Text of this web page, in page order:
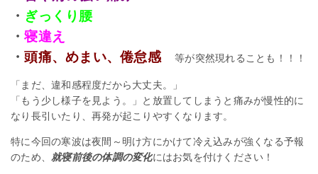
・ ぎっくり腰
・寝違え
・頭痛、めまい、倦怠感 等が突然現れることも！！！
「まだ、違和感程度だから大丈夫。」
「もう少し様子を見よう。」と放置してしまうと痛みが慢性的に
なり長引いたり、再発が起こりやすくなります。
特に今回の寒波は夜間～明け方にかけて冷え込みが強くなる予報
のため、 就寝前後の体調の変化にはお気を付けください！